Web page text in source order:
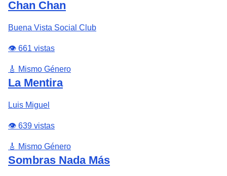
Chan Chan
Buena Vista Social Club
👁️ 661 vistas
🎸 Mismo Género
La Mentira
Luis Miguel
👁️ 639 vistas
🎸 Mismo Género
Sombras Nada Más